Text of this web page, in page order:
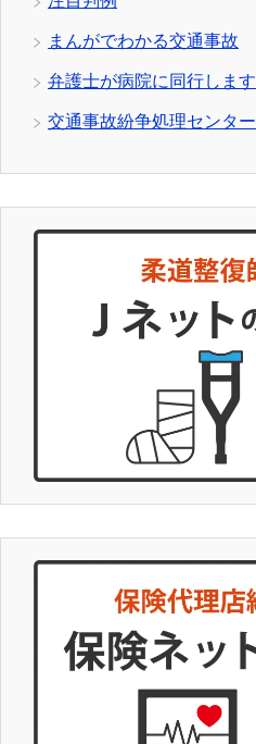
まんがでわかる交通事故
弁護士が病院に同行します
交通事故紛争処理センター